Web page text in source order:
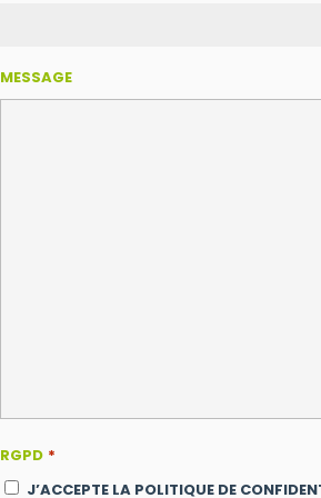
MESSAGE
RGPD *
J’ACCEPTE LA POLITIQUE DE